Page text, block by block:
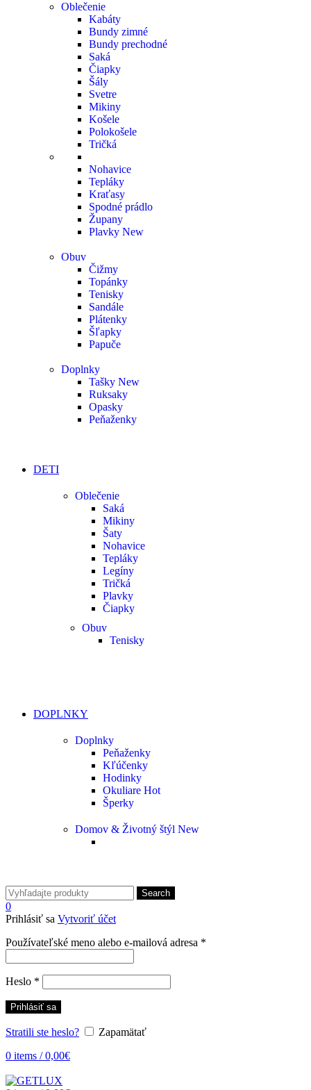
Oblečenie
Kabáty
Bundy zimné
Bundy prechodné
Saká
Čiapky
Šály
Svetre
Mikiny
Košele
Polokošele
Tričká
Nohavice
Tepláky
Kraťasy
Spodné prádlo
Župany
Plavky New
Obuv
Čižmy
Topánky
Tenisky
Sandále
Plátenky
Šľapky
Papuče
Doplnky
Tašky New
Ruksaky
Opasky
Peňaženky
DETI
Oblečenie
Saká
Mikiny
Šaty
Nohavice
Tepláky
Legíny
Tričká
Plavky
Čiapky
Obuv
Tenisky
DOPLNKY
Doplnky
Peňaženky
Kľúčenky
Hodinky
Okuliare Hot
Šperky
Domov & Životný štýl New
Search
0
Prihlásiť sa Vytvoriť účet
Používateľské meno alebo e-mailová adresa *
Heslo *
Prihlásiť sa
Stratili ste heslo?
Zapamätať
0 items / 0,00€